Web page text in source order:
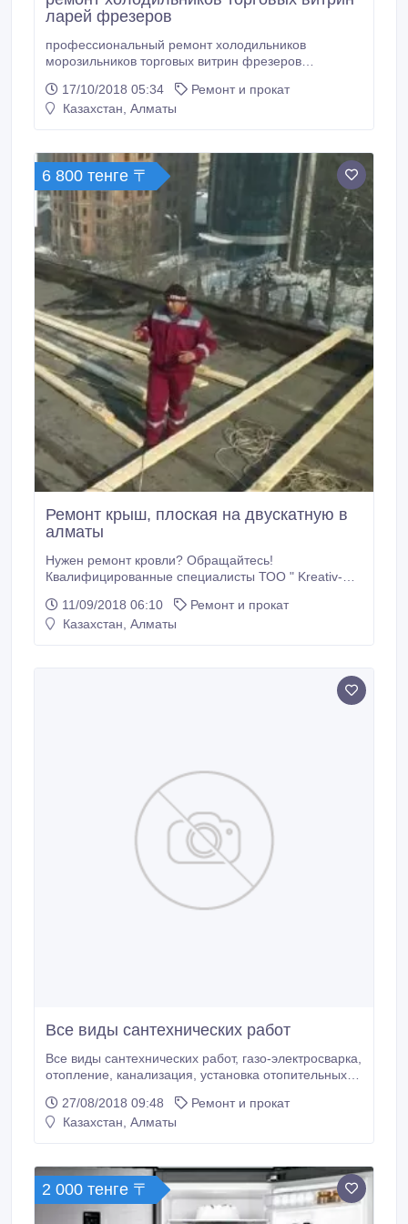
ларей фрезеров
профессиональный ремонт холодильников
морозильников торговых витрин фрезеров
17/10/2018 05:34
Ремонт и прокат
Казахстан, Алматы
6 800 тенге 〒
Ремонт крыш, плоская на двускатную в
алматы
Нужен ремонт кровли? Обращайтесь!
Квалифицированные специалисты ТОО " Kreativ-
административного или промышленного здания в
соответствии с существующими нормами и
заменой асбоцементного шифера на профнастил,
11/09/2018 06:10
Ремонт и прокат
Казахстан, Алматы
Все виды сантехнических работ
Все виды сантехнических работ, газо-электросварка,
отопление, канализация, установка отопительных
т.д.27/08/2018 09:48
Ремонт и прокат
Казахстан, Алматы
2 000 тенге 〒